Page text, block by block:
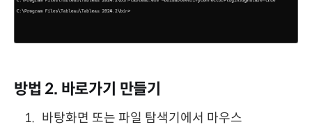
방법 2. 바로가기 만들기
바탕화면 또는 파일 탐색기에서 마우스